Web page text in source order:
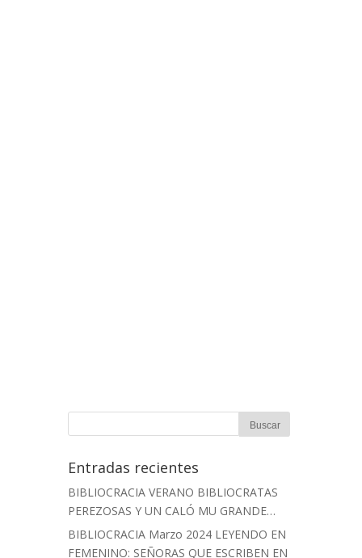
Entradas recientes
BIBLIOCRACIA VERANO BIBLIOCRATAS
PEREZOSAS Y UN CALÓ MU GRANDE…
BIBLIOCRACIA Marzo 2024 LEYENDO EN
FEMENINO: SEÑORAS QUE ESCRIBEN EN